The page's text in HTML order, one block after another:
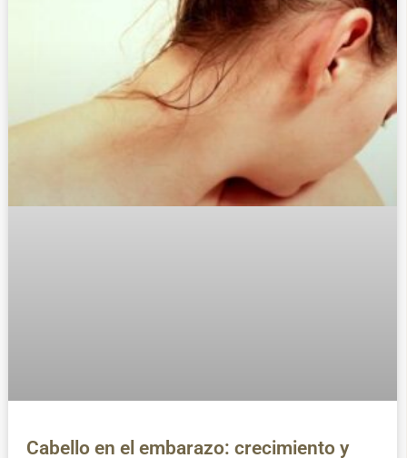
Cabello en el embarazo: crecimiento y